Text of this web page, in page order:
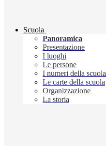
Scuola
Panoramica
Presentazione
I luoghi
Le persone
I numeri della scuola
Le carte della scuola
Organizzazione
La storia